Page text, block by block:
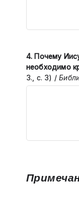
4. Почему
необходимо
З., с. 3) /